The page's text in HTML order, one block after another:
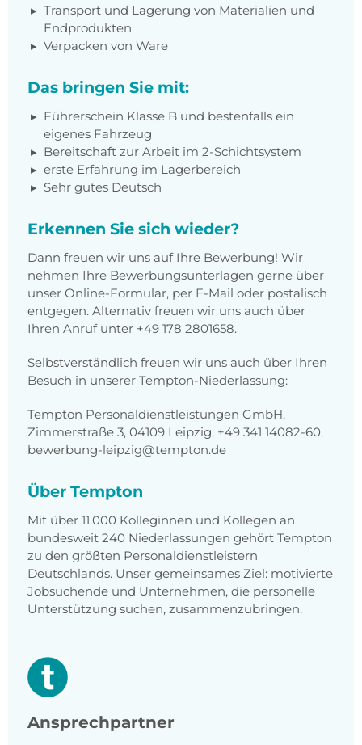
Transport und Lagerung von Materialien und
Endprodukten
Verpacken von Ware
Das bringen Sie mit:
Führerschein Klasse B und bestenfalls ein
eigenes Fahrzeug
Bereitschaft zur Arbeit im 2-Schichtsystem
erste Erfahrung im Lagerbereich
Sehr gutes Deutsch
Erkennen Sie sich wieder?
Dann freuen wir uns auf Ihre Bewerbung! Wir
nehmen Ihre Bewerbungsunterlagen gerne über
unser Online-Formular, per E-Mail oder postalisch
entgegen. Alternativ freuen wir uns auch über
Ihren Anruf unter +49 178 2801658.
Selbstverständlich freuen wir uns auch über Ihren
Besuch in unserer Tempton-Niederlassung:
Tempton Personaldienstleistungen GmbH,
Zimmerstraße 3, 04109 Leipzig, +49 341 14082-60,
bewerbung-leipzig@tempton.de
Über Tempton
Mit über 11.000 Kolleginnen und Kollegen an
bundesweit 240 Niederlassungen gehört Tempton
zu den größten Personaldienstleistern
Deutschlands. Unser gemeinsames Ziel: motivierte
Jobsuchende und Unternehmen, die personelle
Unterstützung suchen, zusammenzubringen.
Ansprechpartner